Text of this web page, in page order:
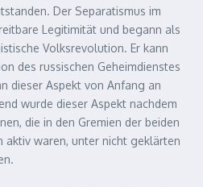
Der Separatismus im
Legitimität und begann als
Volksrevolution. Er kann
des russischen Geheimdienstes
dieser Aspekt von Anfang an
wurde dieser Aspekt nachdem
die in den Gremien der beiden
aktiv waren, unter nicht geklärten